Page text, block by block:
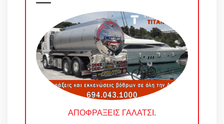
ΑΠΟΦΡΑΞΕΙΣ ΓΑΛΑΤΣΙ.